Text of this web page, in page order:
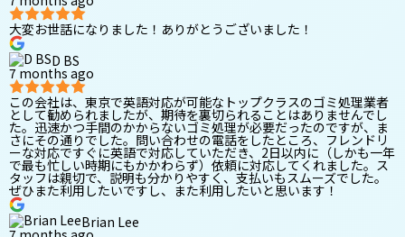
大変お世話になりました！ありがとうございました！
D BS
7 months ago
この会社は、東京で英語対応が可能なトップクラスのゴミ処理業者
として勧められましたが、期待を裏切られることはありませんでし
た。迅速かつ手間のかからないゴミ処理が必要だったのですが、ま
さにその通りでした。問い合わせの電話をしたところ、フレンドリ
ーな対応ですぐに英語で対応していただき、2日以内に（しかも一年
で最も忙しい時期にもかかわらず）依頼に対応してくれました。ス
タッフは親切で、説明も分かりやすく、支払いもスムーズでした。
ぜひまた利用したいですし、また利用したいと思います！
Brian Lee